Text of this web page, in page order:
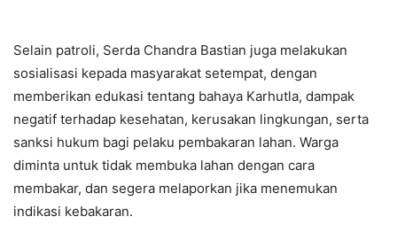
Selain patroli, Serda Chandra Bastian juga melakukan
sosialisasi kepada masyarakat setempat, dengan
memberikan edukasi tentang bahaya Karhutla, dampak
negatif terhadap kesehatan, kerusakan lingkungan, serta
sanksi hukum bagi pelaku pembakaran lahan. Warga
diminta untuk tidak membuka lahan dengan cara
membakar, dan segera melaporkan jika menemukan
indikasi kebakaran.